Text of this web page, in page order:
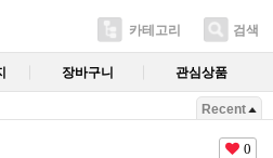
카테고리 검색
장바구니 관심상품
Recent
0